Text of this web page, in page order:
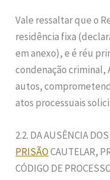
Vale ressaltar que o
residência fixa
em anexo), e é réu
condenação criminal,
autos,
atos processuais
2.2. DA AUSÊNCIA
PRISÃOCAUTELAR,
CÓDIGO DE